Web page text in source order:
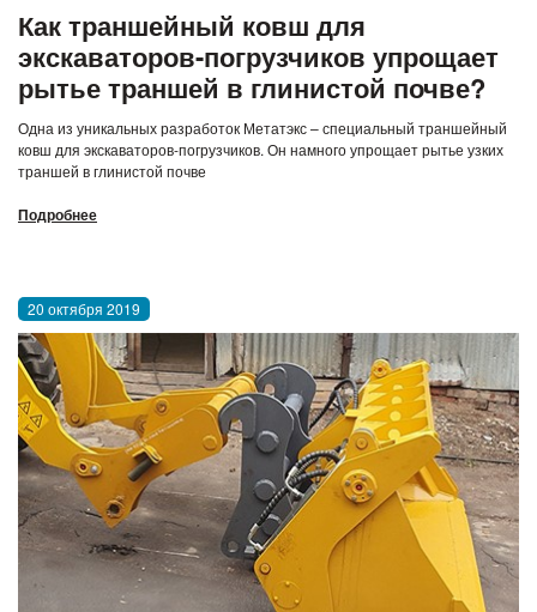
Как траншейный ковш для
экскаваторов-погрузчиков упрощает
рытье траншей в глинистой почве?
Одна из уникальных разработок Метатэкс – специальный траншейный
ковш для экскаваторов-погрузчиков. Он намного упрощает рытье узких
траншей в глинистой почве
Подробнее
20 октября 2019